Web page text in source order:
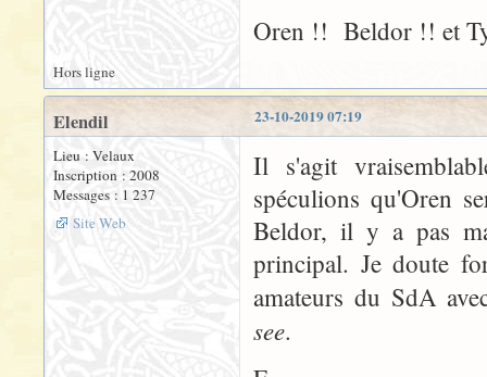
Oren !! Beldor !!
Hors ligne
23-10-2019 07:19
Elendil
Lieu : Velaux
Inscription : 2008
Messages : 1 237
Site Web
Il s'agit
spéculions qu'Oren
Beldor, il y a pas
principal. Je doute
amateurs du SdA
see.